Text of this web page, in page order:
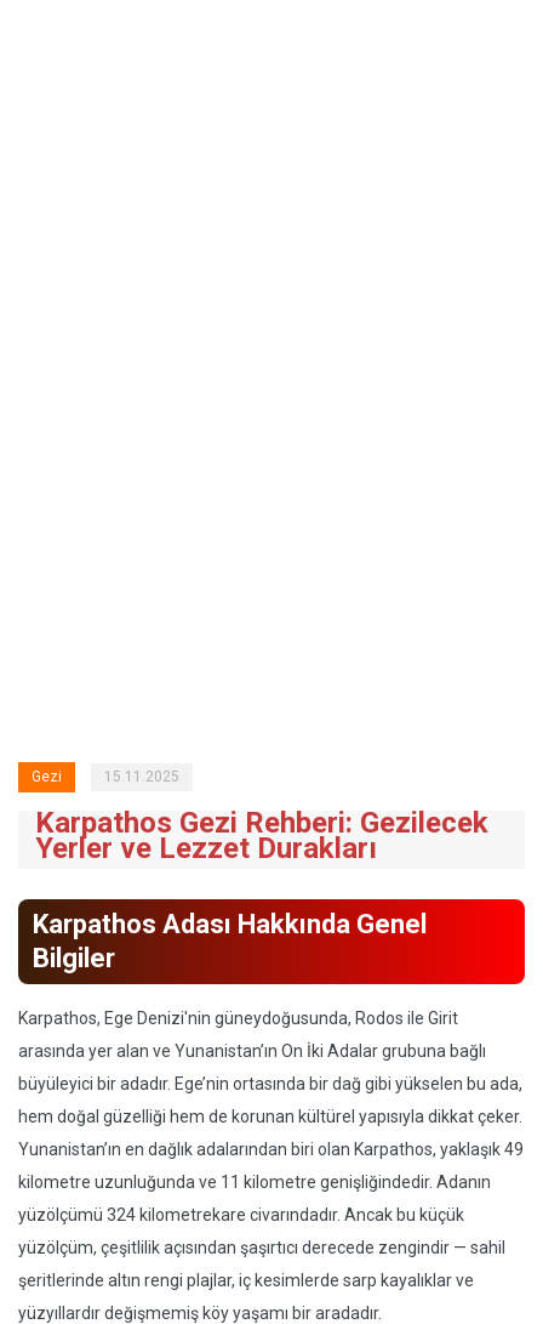
Gezi 15.11.2025
Karpathos Gezi Rehberi: Gezilecek
Yerler ve Lezzet Durakları
Karpathos Adası Hakkında Genel
Bilgiler
Karpathos, Ege Denizi'nin güneydoğusunda, Rodos ile Girit
arasında yer alan ve Yunanistan’ın On İki Adalar grubuna bağlı
büyüleyici bir adadır. Ege’nin ortasında bir dağ gibi yükselen bu ada,
hem doğal güzelliği hem de korunan kültürel yapısıyla dikkat çeker.
Yunanistan’ın en dağlık adalarından biri olan Karpathos, yaklaşık 49
kilometre uzunluğunda ve 11 kilometre genişliğindedir. Adanın
yüzölçümü 324 kilometrekare civarındadır. Ancak bu küçük
yüzölçüm, çeşitlilik açısından şaşırtıcı derecede zengindir — sahil
şeritlerinde altın rengi plajlar, iç kesimlerde sarp kayalıklar ve
yüzyıllardır değişmemiş köy yaşamı bir aradadır.